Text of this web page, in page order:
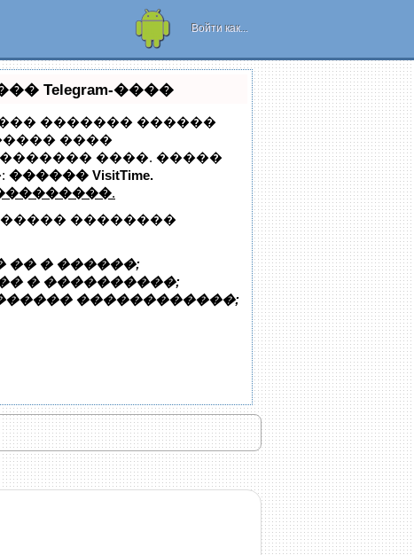
Войти как...
телефона или
Telegram-����
������� ������
����
����. �����
������ VisitTime.
.
��������
�� � ������;
� ����������;
������������;